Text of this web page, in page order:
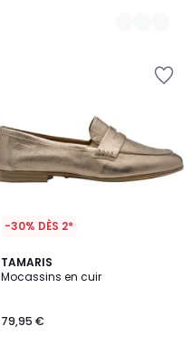
-30% DÈS 2*
TAMARIS
Mocassins en cuir
79,95 €